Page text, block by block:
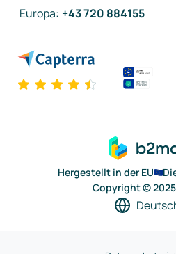
Europa: +43 720 884155
Hergestellt in der EU
Copyright ©